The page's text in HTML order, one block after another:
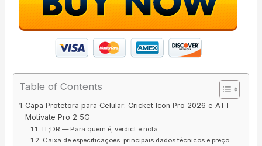
Table of Contents
Capa Protetora para Celular: Cricket Icon Pro 2026 e ATT
Motivate Pro 2 5G
TL;DR — Para quem é, verdict e nota
Caixa de especificações: principais dados técnicos e preço